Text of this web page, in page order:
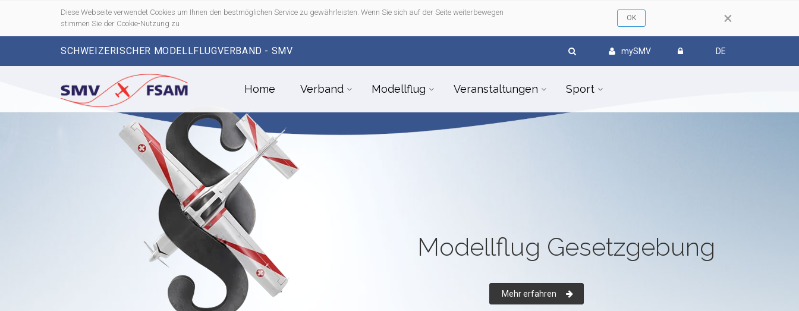
×
Diese Webseite verwendet Cookies um Ihnen den bestmöglichen Service zu gewährleisten. Wenn Sie sich auf der Seite weiterbewegen
stimmen Sie der Cookie-Nutzung zu
SCHWEIZERISCHER MODELLFLUGVERBAND - SMV mySMV DE
Home Verband Modellflug Veranstaltungen Sport
Modellflug Gesetzgebung
Mehr erfahren